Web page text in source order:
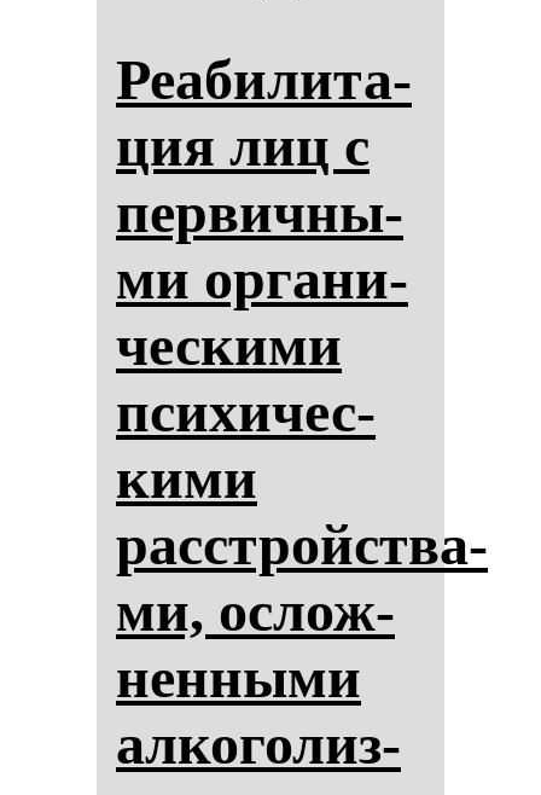
Реаби­ли­та­
ция лиц с
пер­вич­ны­
ми ор­га­ни­
чес­ки­ми
пси­хи­чес­
ки­ми
расстройства­
ми, ос­лож­
нен­ны­ми
ал­ко­го­лиз­